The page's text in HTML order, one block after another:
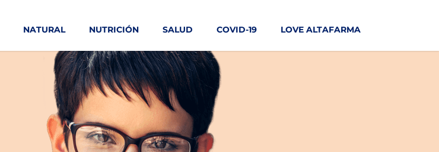
NATURAL NUTRICIÓN SALUD COVID-19 LOVE ALTAFARMA